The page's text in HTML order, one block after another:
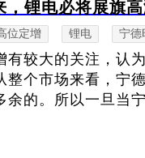
，锂电必将展旗
位定增 锂电 宁德
有较大的关注，认
整个市场来看，宁
余的。所以一旦当